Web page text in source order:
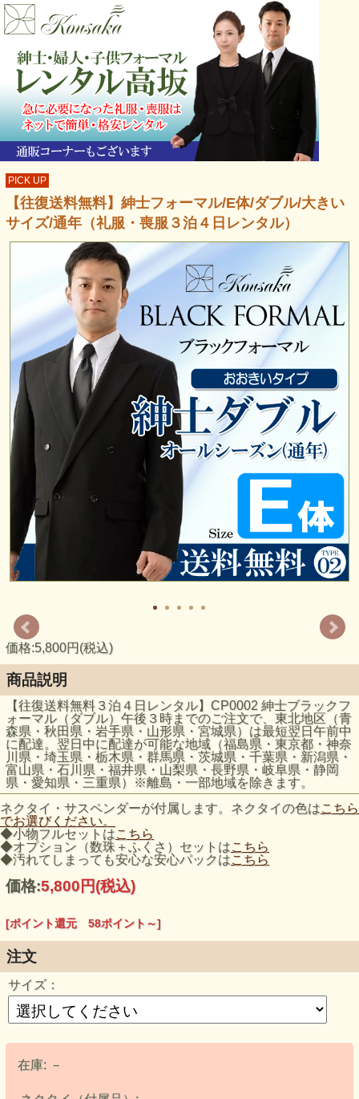
PICK UP
【往復送料無料】紳士フォーマル/E体/ダブル/大きい
サイズ/通年（礼服・喪服３泊４日レンタル）
価格:5,800円(税込)
商品説明
【往復送料無料３泊４日レンタル】CP0002 紳士ブラックフ
ォーマル（ダブル）午後３時までのご注文で、東北地区（青
森県・秋田県・岩手県・山形県・宮城県）は最短翌日午前中
に配達。翌日中に配達が可能な地域（福島県・東京都・神奈
川県・埼玉県・栃木県・群馬県・茨城県・千葉県・新潟県・
富山県・石川県・福井県・山梨県・長野県・岐阜県・静岡
県・愛知県・三重県）※離島・一部地域を除きます。
ネクタイ・サスペンダーが付属します。ネクタイの色はこちら
でお選びください。
◆小物フルセットはこちら
◆オプション（数珠＋ふくさ）セットはこちら
◆汚れてしまっても安心な安心パックはこちら
価格:5,800円(税込)
[ポイント還元 58ポイント～]
注文
サイズ：
在庫: －